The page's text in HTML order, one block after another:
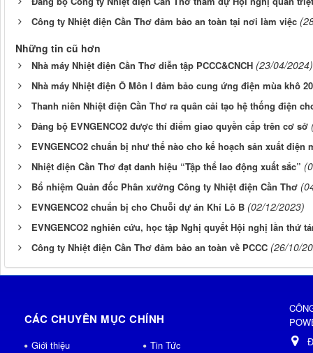
Công ty Nhiệt điện Cần Thơ đảm bảo an toàn tại nơi làm việc
Những tin cũ hơn
Nhà máy Nhiệt điện Cần Thơ diễn tập PCCC&CNCH (23/04/2024)
Nhà máy Nhiệt điện Ô Môn I đảm bảo cung ứng điện mùa khô
Thanh niên Nhiệt điện Cần Thơ ra quân cải tạo hệ thống điện
Đảng bộ EVNGENCO2 được thí điểm giao quyền cấp trên cơ sở
EVNGENCO2 chuẩn bị như thế nào cho kế hoạch sản xuất điện
Nhiệt điện Cần Thơ đạt danh hiệu “Tập thể lao động xuất sắc”
Bổ nhiệm Quản đốc Phân xưởng Công ty Nhiệt điện Cần Thơ
EVNGENCO2 chuẩn bị cho Chuỗi dự án Khí Lô B (02/12/2023)
EVNGENCO2 nghiên cứu, học tập Nghị quyết Hội nghị lần thứ
Công ty Nhiệt điện Cần Thơ đảm bảo an toàn về PCCC (26/10/
CÁC CHUYÊN MỤC CHÍNH
Giới thiệu
Tin Tức